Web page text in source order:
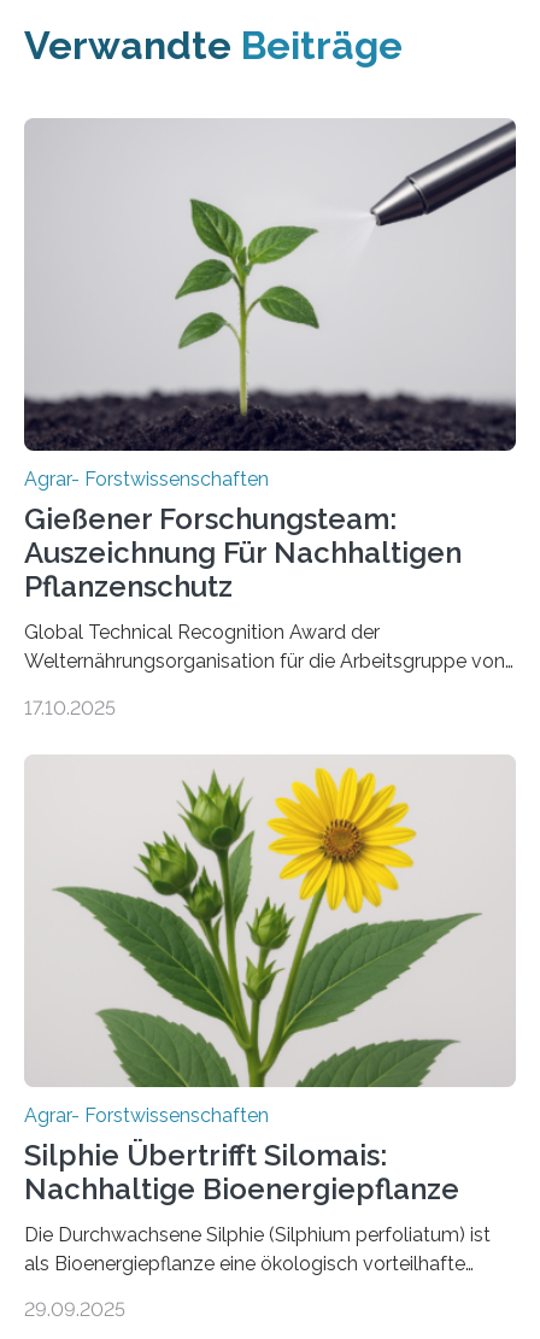
Verwandte Beiträge
Agrar- Forstwissenschaften
Gießener Forschungsteam:
Auszeichnung Für Nachhaltigen
Pflanzenschutz
Global Technical Recognition Award der
Welternährungsorganisation für die Arbeitsgruppe von
Insektenbiotechnologie der JLU Insekten spielen eine
aber Krankheiten übertragen und der Landwirtschaft
und dem Gartenbau erhebliche Schäden zufügen. Es ist
daher entscheidend, Schadinsekten effektiv zu
bekämpfen, während gleichzeitig nützliche Insekten
erhalten bleiben. An der Justus-Liebig-Universität
Gießen (JLU) erforscht die Arbeitsgruppe von Prof. Dr.
Marc F. Schetelig am Institut für
Insektenbiotechnologie neue biologische und
biotechnologische Verfahren zur…
17.10.2025
Agrar- Forstwissenschaften
Silphie Übertrifft Silomais:
Nachhaltige Bioenergiepflanze
Die Durchwachsene Silphie (Silphium perfoliatum) ist
als Bioenergiepflanze eine ökologisch vorteilhafte
mehrjährigen Vergleichsstudie von Forschenden der
29.09.2025